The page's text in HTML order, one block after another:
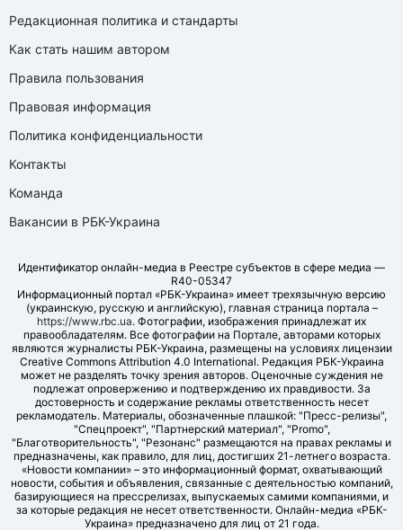
Редакционная политика и стандарты
Как стать нашим автором
Правила пользования
Правовая информация
Политика конфиденциальности
Контакты
Команда
Вакансии в РБК-Украина
Идентификатор онлайн-медиа в Реестре субъектов в сфере медиа —
R40-05347
Информационный портал «РБК-Украина» имеет трехязычную версию
(украинскую, русскую и английскую), главная страница портала –
https://www.rbc.ua. Фотографии, изображения принадлежат их
правообладателям. Все фотографии на Портале, авторами которых
являются журналисты РБК-Украина, размещены на условиях лицензии
Creative Commons Attribution 4.0 International. Редакция РБК-Украина
может не разделять точку зрения авторов. Оценочные суждения не
подлежат опровержению и подтверждению их правдивости. За
достоверность и содержание рекламы ответственность несет
рекламодатель. Материалы, обозначенные плашкой: "Пресс-релизы",
"Спецпроект", "Партнерский материал", "Promo",
"Благотворительность", "Резонанс" размещаются на правах рекламы и
предназначены, как правило, для лиц, достигших 21-летнего возраста.
«Новости компании» – это информационный формат, охватывающий
новости, события и объявления, связанные с деятельностью компаний,
базирующиеся на прессрелизах, выпускаемых самими компаниями, и
за которые редакция не несет ответственности. Онлайн-медиа «РБК-
Украина» предназначено для лиц от 21 года.